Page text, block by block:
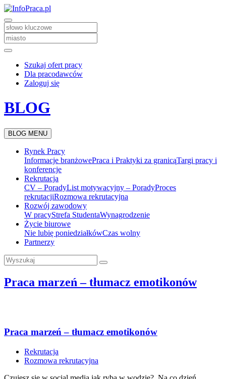
Szukaj ofert pracy
Dla pracodawców
Zaloguj się
BLOG
BLOG MENU
Rynek Pracy
Informacje branżowePraca i Praktyki za granicąTargi pracy i
konferencje
Rekrutacja
CV – PoradyList motywacyjny – PoradyProces
rekrutacjiRozmowa rekrutacyjna
Rozwój zawodowy
W pracyStrefa StudentaWynagrodzenie
Życie biurowe
Nie lubię poniedziałkówCzas wolny
Partnerzy
Praca marzeń – tłumacz emotikonów
Praca marzeń – tłumacz emotikonów
Rekrutacja
Rozmowa rekrutacyjna